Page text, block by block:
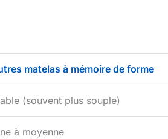
matelas à mémoire de forme
(souvent plus souple)
à moyenne